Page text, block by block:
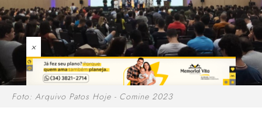
×
Foto: Arquivo Patos Hoje - Comine 2023